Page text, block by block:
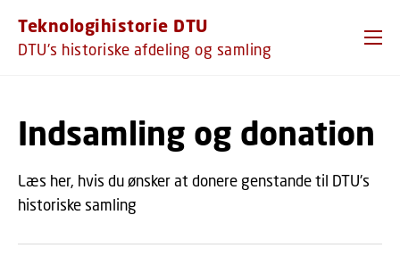
Teknologihistorie DTU
DTU's historiske afdeling og samling
Indsamling og donation
Læs her, hvis du ønsker at donere genstande til DTU's
historiske samling